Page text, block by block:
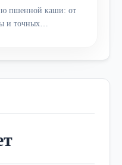
пшенной каши: от
и точных…